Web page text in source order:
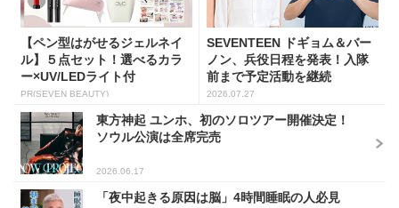
【ペン型はがせるジェルネイ
ル】５点セット！選べるカラ
ー×UV/LEDライト付
PR(SEVEN BEAUTY)
SEVENTEEN ドギョム＆バー
ノン、兵役日程を発表！入隊
前まで予定活動を継続
2026.07.27
東方神起 ユンホ、初のソロツアー開催決定！
ソウル公演は全席完売
2026.06.17
「夜中起きる原因は脳」4時間睡眠の人必見